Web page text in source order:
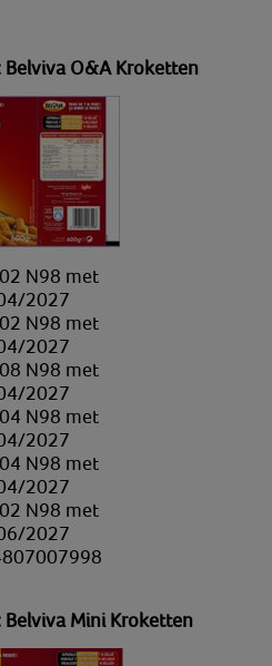
O&A Kroketten
N98 met
2027
N98 met
2027
N98 met
2027
N98 met
2027
N98 met
2027
N98 met
2027
Mini Kroketten